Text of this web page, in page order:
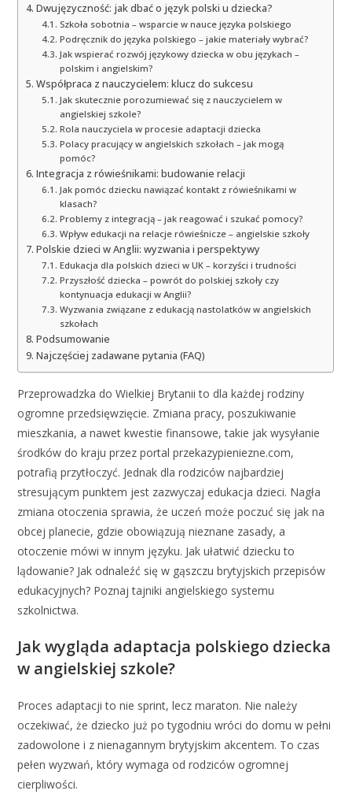
Dwujęzyczność: jak dbać o język polski u dziecka?
Szkoła sobotnia – wsparcie w nauce języka polskiego
Podręcznik do języka polskiego – jakie materiały wybrać?
Jak wspierać rozwój językowy dziecka w obu językach –
polskim i angielskim?
Współpraca z nauczycielem: klucz do sukcesu
Jak skutecznie porozumiewać się z nauczycielem w
angielskiej szkole?
Rola nauczyciela w procesie adaptacji dziecka
Polacy pracujący w angielskich szkołach – jak mogą
pomóc?
Integracja z rówieśnikami: budowanie relacji
Jak pomóc dziecku nawiązać kontakt z rówieśnikami w
klasach?
Problemy z integracją – jak reagować i szukać pomocy?
Wpływ edukacji na relacje rówieśnicze – angielskie szkoły
Polskie dzieci w Anglii: wyzwania i perspektywy
Edukacja dla polskich dzieci w UK – korzyści i trudności
Przyszłość dziecka – powrót do polskiej szkoły czy
kontynuacja edukacji w Anglii?
Wyzwania związane z edukacją nastolatków w angielskich
szkołach
Podsumowanie
Najczęściej zadawane pytania (FAQ)
Przeprowadzka do Wielkiej Brytanii to dla każdej rodziny
ogromne przedsięwzięcie. Zmiana pracy, poszukiwanie
mieszkania, a nawet kwestie finansowe, takie jak wysyłanie
środków do kraju przez portal przekazypieniezne.com,
potrafią przytłoczyć. Jednak dla rodziców najbardziej
stresującym punktem jest zazwyczaj edukacja dzieci. Nagła
zmiana otoczenia sprawia, że uczeń może poczuć się jak na
obcej planecie, gdzie obowiązują nieznane zasady, a
otoczenie mówi w innym języku. Jak ułatwić dziecku to
lądowanie? Jak odnaleźć się w gąszczu brytyjskich przepisów
edukacyjnych? Poznaj tajniki angielskiego systemu
szkolnictwa.
Jak wygląda adaptacja polskiego dziecka
w angielskiej szkole?
Proces adaptacji to nie sprint, lecz maraton. Nie należy
oczekiwać, że dziecko już po tygodniu wróci do domu w pełni
zadowolone i z nienagannym brytyjskim akcentem. To czas
pełen wyzwań, który wymaga od rodziców ogromnej
cierpliwości.